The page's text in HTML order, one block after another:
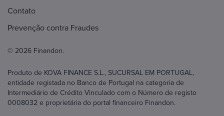
Contato
Prevenção contra Fraudes
© 2026 Finandon.
Produto de KOVA FINANCE S.L., SUCURSAL EM PORTUGAL,
entidade registada no Banco de Portugal na categoria de
Intermediário de Crédito Vinculado com o Número de registo
0008032 e proprietária do portal financeiro Finandon.